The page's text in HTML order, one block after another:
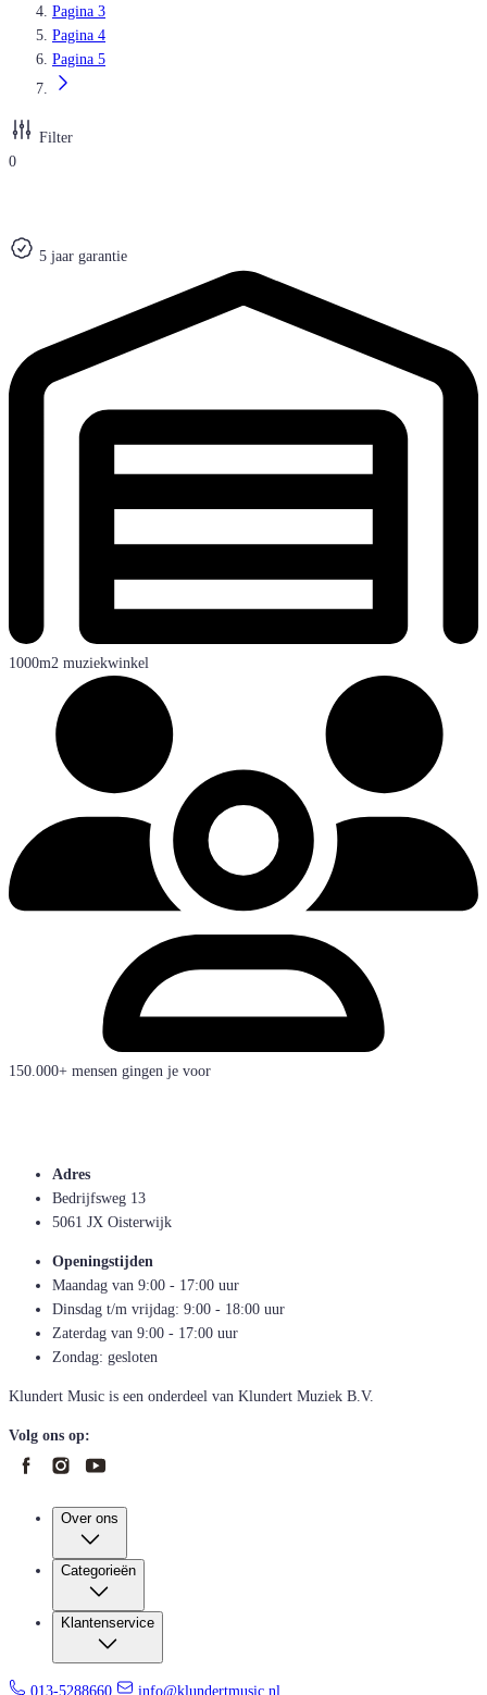
Filter
0
Pagina 3
Pagina 4
Pagina 5
5 jaar garantie
1000m2 muziekwinkel
150.000+ mensen gingen je voor
Adres
Bedrijfsweg 13
5061 JX Oisterwijk
Openingstijden
Maandag van 9:00 - 17:00 uur
Dinsdag t/m vrijdag: 9:00 - 18:00 uur
Zaterdag van 9:00 - 17:00 uur
Zondag: gesloten
Klundert Music is een onderdeel van Klundert Muziek B.V.
Volg ons op:
Over ons
Categorieën
Klantenservice
013-5288660 info@klundertmusic.nl